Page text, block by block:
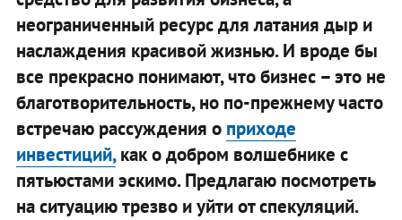
неограниченный ресурс для латания дыр и
наслаждения красивой жизнью. И вроде бы
все прекрасно понимают, что бизнес – это не
благотворительность, но по-прежнему часто
встречаю рассуждения о приходе
инвестиций,как о добром волшебнике с
пятьюстами эскимо. Предлагаю посмотреть
на ситуацию трезво и уйти от спекуляций.